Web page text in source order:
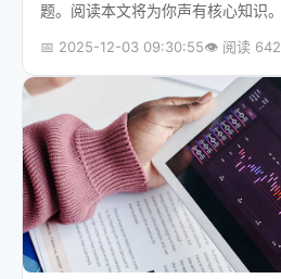
题。阅读本文将为你声有核心知识。 理解账户类型：您交易
练不会让所有人都使用同样的...
📅 2025-12-03 09:30:55👁️ 阅读 642